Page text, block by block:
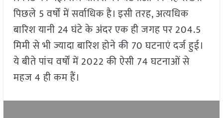
पिछले 5 वर्षों में सर्वाधिक है। इसी तरह, अत्यधिक
बारिश यानी 24 घंटे के अंदर एक ही जगह पर 204.5
मिमी से भी ज्यादा बारिश होने की 70 घटनाएं दर्ज हुई।
ये बीते पांच वर्षों में 2022 की ऐसी 74 घटनाओं से
महज 4 ही कम हैं।